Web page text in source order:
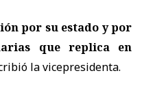
por su estado y por
que replica en
la vicepresidenta.